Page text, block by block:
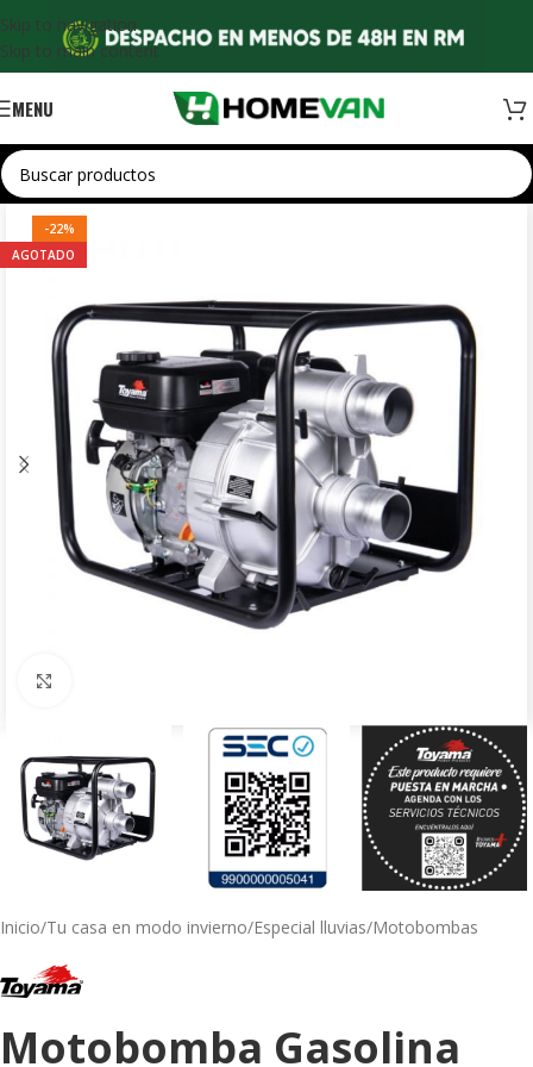
Skip to navigation
Skip to main content
MENU
-22%
AGOTADO
Inicio/Tu casa en modo invierno/Especial lluvias/Motobombas
Motobomba Gasolina